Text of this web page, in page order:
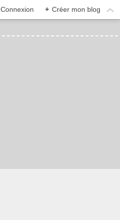
Connexion + Créer mon blog